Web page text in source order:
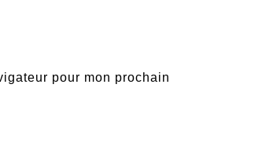
pour mon prochain